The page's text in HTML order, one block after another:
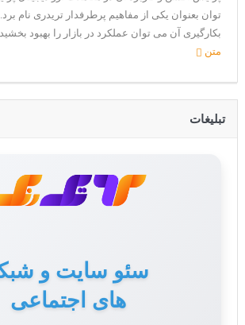
توان بعنوان یکی از مفاهیم پرطرفدار تریدری نام
بکارگیری آن می توان عملکرد در بازار را بهبود
متن
تبلیغات
سئو سایت و
های اجتماعی